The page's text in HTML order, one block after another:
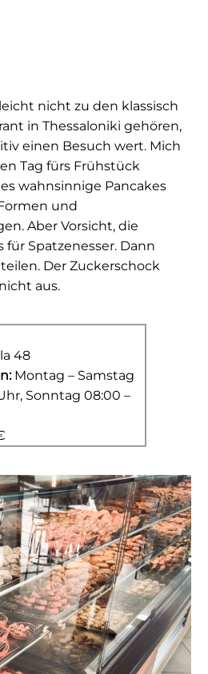
nicht zu den klassisch
in Thessaloniki gehören,
einen Besuch wert. Mich
Tag fürs Frühstück
wahnsinnige Pancakes
und
Aber Vorsicht, die
Spatzenesser. Dann
Der Zuckerschock
aus.
48
Montag – Samstag
Sonntag 08:00 –